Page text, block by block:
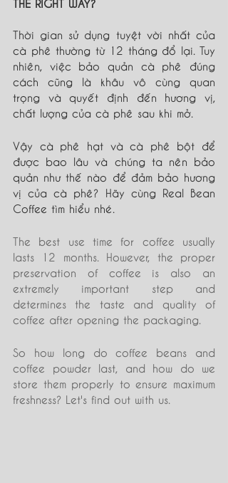
Thời gian sử dụng tuyệt vời nhất của
cà phê thường từ 12 tháng đổ lại. Tuy
nhiên, việc bảo quản cà phê đúng
cách cũng là khâu vô cùng quan
trọng và quyết định đến hương vị,
chất lượng của cà phê sau khi mở.
Vậy cà phê hạt và cà phê bột để
được bao lâu và chúng ta nên bảo
quản như thế nào để đảm bảo hương
vị của cà phê? Hãy cùng Real Bean
Coffee tìm hiểu nhé.
The best use time for coffee usually
lasts 12 months. However, the proper
preservation of coffee is also an
extremely important step and
determines the taste and quality of
coffee after opening the packaging.
So how long do coffee beans and
coffee powder last, and how do we
store them properly to ensure maximum
freshness? Let's find out with us.